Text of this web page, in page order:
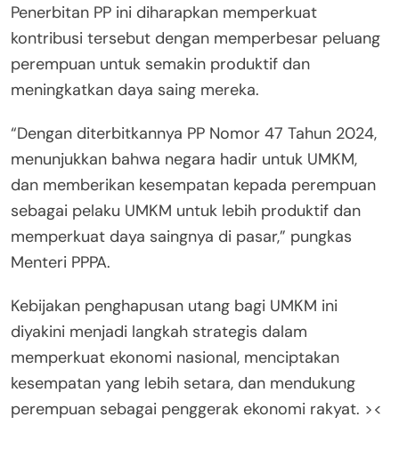
Penerbitan PP ini diharapkan memperkuat
kontribusi tersebut dengan memperbesar peluang
perempuan untuk semakin produktif dan
meningkatkan daya saing mereka.
“Dengan diterbitkannya PP Nomor 47 Tahun 2024,
menunjukkan bahwa negara hadir untuk UMKM,
dan memberikan kesempatan kepada perempuan
sebagai pelaku UMKM untuk lebih produktif dan
memperkuat daya saingnya di pasar,” pungkas
Menteri PPPA.
Kebijakan penghapusan utang bagi UMKM ini
diyakini menjadi langkah strategis dalam
memperkuat ekonomi nasional, menciptakan
kesempatan yang lebih setara, dan mendukung
perempuan sebagai penggerak ekonomi rakyat. ><